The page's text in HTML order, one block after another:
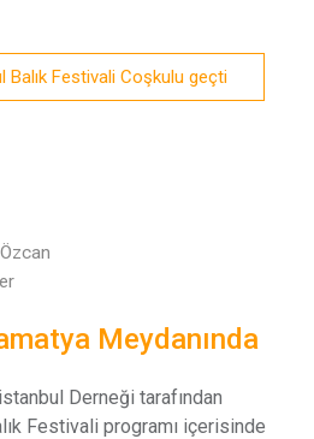
Balık Festivali Coşkulu geçti
Meydanında
Derneği tarafından
Festivali programı içerisinde